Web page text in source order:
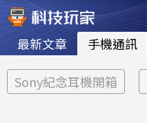
最新文章 手機通訊
Sony紀念耳機開箱